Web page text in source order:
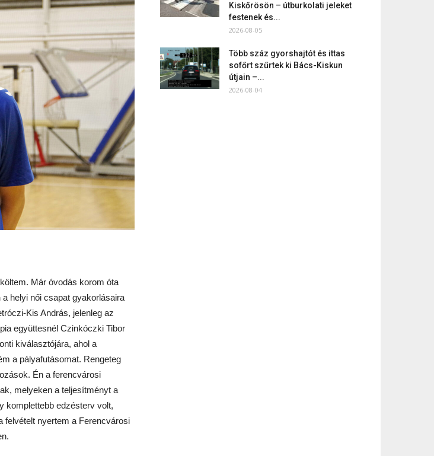
Már óvodás korom óta
helyi női csapat gyakorlásaira
Kis András, jelenleg az
együttesnél Czinkóczki Tibor
kiválasztójára, ahol a
a pályafutásomat. Rengeteg
Én a ferencvárosi
melyeken a teljesítményt a
komplettebb edzésterv volt,
felvételt nyertem a Ferencvárosi
Kiskőrösön – útburkolati jeleket
festenek és...
2026-08-05
Több száz gyorshajtót és ittas
sofőrt szűrtek ki Bács-Kiskun
útjain –...
2026-08-04